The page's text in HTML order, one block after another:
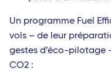
Un programme Fuel
vols – de leur
gestes d’éco-pilotage
CO2 :